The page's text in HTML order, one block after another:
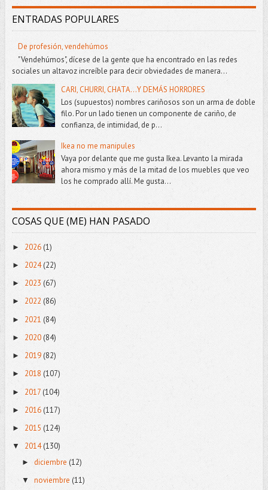
ENTRADAS POPULARES
De profesión, vendehúmos
"Vendehúmos", dícese de la gente que ha encontrado en las redes
sociales un altavoz increíble para decir obviedades de manera...
CARI, CHURRI, CHATA...Y DEMÁS HORRORES
Los (supuestos) nombres cariñosos son un arma de doble
filo. Por un lado tienen un componente de cariño, de
confianza, de intimidad, de p...
Ikea no me manipules
Vaya por delante que me gusta Ikea. Levanto la mirada
ahora mismo y más de la mitad de los muebles que veo
los he comprado allí. Me gusta...
COSAS QUE (ME) HAN PASADO
► 2026(1)
► 2024(22)
► 2023 (67)
► 2022 (86)
► 2021 (84)
► 2020(84)
► 2019 (82)
► 2018 (107)
► 2017 (104)
► 2016(117)
► 2015 (124)
▼ 2014(130)
► diciembre (12)
▼ noviembre (11)